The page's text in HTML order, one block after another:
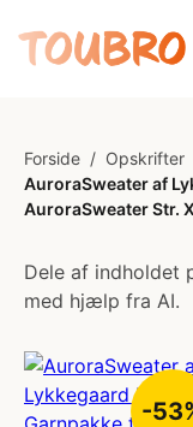
Forside / Opskrifter
AuroraSweater af
AuroraSweater Str.
Dele af indholdet
med hjælp fra AI.
-